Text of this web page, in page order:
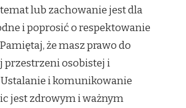
lub zachowanie jest dla
i poprosić o respektowanie
że masz prawo do
przestrzeni osobistej i
i komunikowanie
jest zdrowym i ważnym